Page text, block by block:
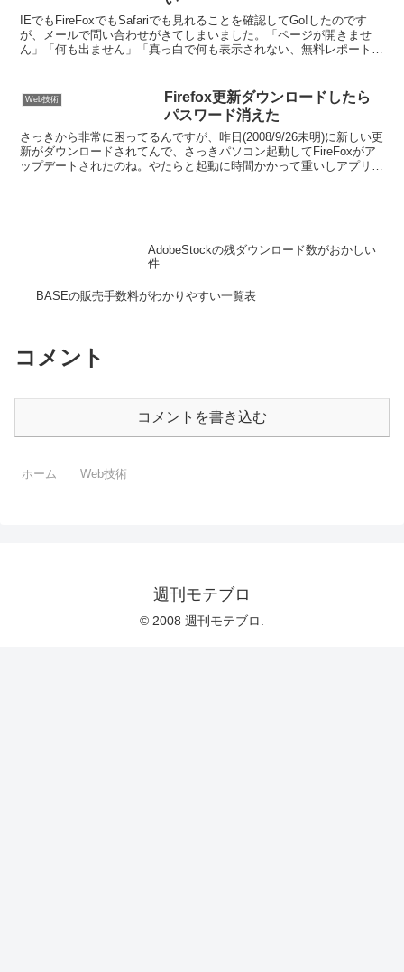
IEでもFireFoxでもSafariでも見れることを確認してGo!したのです
が、メールで問い合わせがきてしまいました。「ページが開きませ
ん」「何も出ません」「真っ白で何も表示されない、無料レポートが
Web技術
Firefox更新ダウンロードしたら
パスワード消えた
さっきから非常に困ってるんですが、昨日(2008/9/26未明)に新しい更
新がダウンロードされてんで、さっきパソコン起動してFireFoxがア
ップデートされたのね。やたらと起動に時間かかって重いしアプリ起
AdobeStockの残ダウンロード数がおかしい
件
BASEの販売手数料がわかりやすい一覧表
コメント
コメントを書き込む
ホーム Web技術
週刊モテブロ
© 2008 週刊モテブロ.